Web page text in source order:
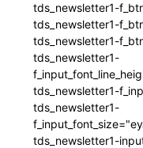
tds_newsletter1-
tds_newsletter1-
tds_newsletter1-
tds_newsletter1-
tds_newsletter1-
tds_newsletter1-
tds_newsletter1-